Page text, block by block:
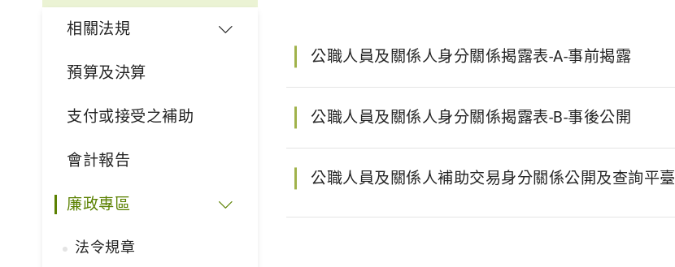
相關法規
預算及決算
支付或接受之補助
會計報告
廉政專區
法令規章
公職人員及關係人身分關係揭露表-A-事前揭露
公職人員及關係人身分關係揭露表-B-事後公開
公職人員及關係人補助交易身分關係公開及查詢平臺